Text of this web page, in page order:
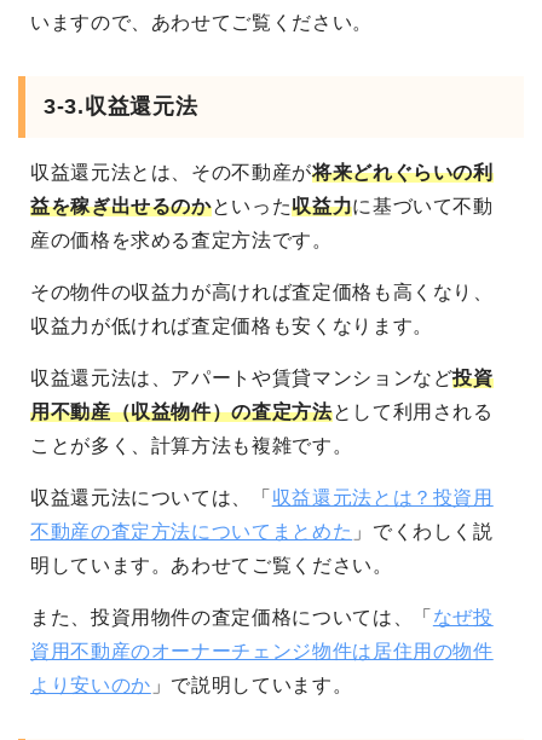
いますので、あわせてご覧ください。
3-3.収益還元法
収益還元法とは、その不動産が将来どれぐらいの利
益を稼ぎ出せるのかといった収益力に基づいて不動
産の価格を求める査定方法です。
その物件の収益力が高ければ査定価格も高くなり、
収益力が低ければ査定価格も安くなります。
収益還元法は、アパートや賃貸マンションなど投資
用不動産（収益物件）の査定方法として利用される
ことが多く、計算方法も複雑です。
収益還元法については、「 収益還元法とは？投資用
不動産の査定方法についてまとめた 」でくわしく説
明しています。あわせてご覧ください。
また、投資用物件の査定価格については、「 なぜ投
資用不動産のオーナーチェンジ物件は居住用の物件
より安いのか 」で説明しています。